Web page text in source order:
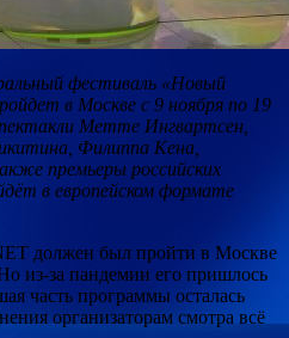
фестиваль «Новый
в Москве с 9 ноября по 19
Метте Ингвартсен,
Филиппа Кена,
премьеры российских
в европейском формате
должен был пройти в Москве
из-за пандемии его пришлось
часть программы осталась
организаторам смотра всё